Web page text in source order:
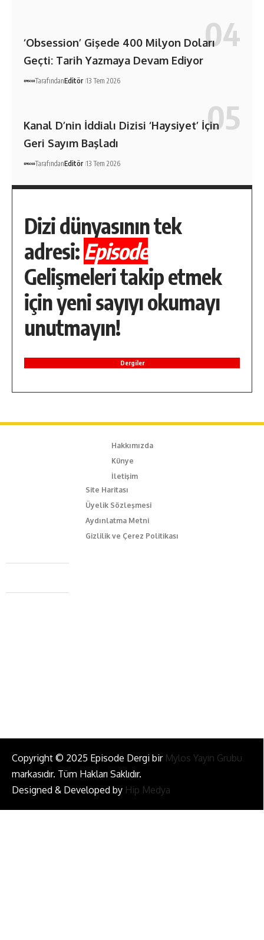
‘Obsession’ Gişede 400 Milyon Doları
Geçti: Tarih Yazmaya Devam Ediyor
TarafındanEditör 13 Tem 2026
Kanal D’nin İddialı Dizisi ‘Haysiyet’ İçin
Geri Sayım Başladı
TarafındanEditör 13 Tem 2026
Dizi dünyasının tek
adresi: Episode
Gelişmeleri takip etmek
için yeni sayıyı okumayı
unutmayın!
Dergiler
Hakkımızda
Künye
İletişim
Site Haritası
Üyelik Sözleşmesi
Aydınlatma Metni
Gizlilik ve Çerez Politikası
Caferağa Mah. Dr. Şakir Paşa Sok. No3/A Kadıköy İstanbul
+90 543 345 46 00
Copyright © 2025 Episode Dergi bir Mylos Yayın Grubu
markasıdır. Tüm Hakları Saklıdır.
Designed & Developed by Hip Medya